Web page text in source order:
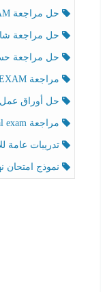
حل مراجعة FINAL EXAMاللغة الإنجليزية الصف الخامس الفصل الثالث
حل مراجعة شاملة
حل مراجعة حسب الهيكل
مراجعة FINAL EXAMاللغة الإنجليزية الصف الخامس الفصل الثالث
حل أوراق عمل مراجعة
مراجعة Preparation for the Final exam اللغة الإنجليزية الصف الرابع الفصل الثالث
تدريبات عامة
نموذج امتحان